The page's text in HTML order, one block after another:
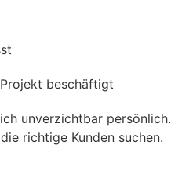
beschäftigt
unverzichtbar persönlich.
richtige Kunden suchen.